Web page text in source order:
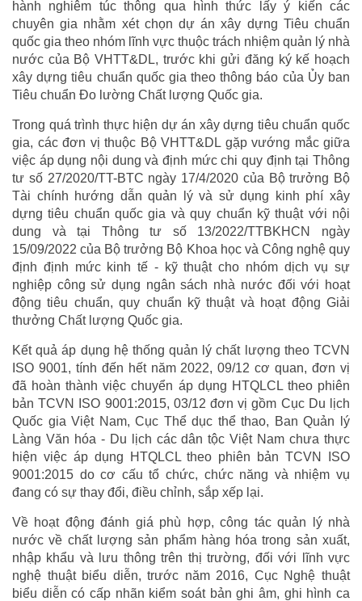
hành nghiêm túc thông qua hình thức lấy ý kiến các
chuyên gia nhằm xét chọn dự án xây dựng Tiêu chuẩn
quốc gia theo nhóm lĩnh vực thuộc trách nhiệm quản lý nhà
nước của Bộ VHTT&DL, trước khi gửi đăng ký kế hoạch
xây dựng tiêu chuẩn quốc gia theo thông báo của Ủy ban
Tiêu chuẩn Đo lường Chất lượng Quốc gia.
Trong quá trình thực hiện dự án xây dựng tiêu chuẩn quốc
gia, các đơn vị thuộc Bộ VHTT&DL gặp vướng mắc giữa
việc áp dụng nội dung và định mức chi quy định tại Thông
tư số 27/2020/TT-BTC ngày 17/4/2020 của Bộ trưởng Bộ
Tài chính hướng dẫn quản lý và sử dụng kinh phí xây
dựng tiêu chuẩn quốc gia và quy chuẩn kỹ thuật với nội
dung và tại Thông tư số 13/2022/TTBKHCN ngày
15/09/2022 của Bộ trưởng Bộ Khoa học và Công nghệ quy
định định mức kinh tế - kỹ thuật cho nhóm dịch vụ sự
nghiệp công sử dụng ngân sách nhà nước đối với hoạt
động tiêu chuẩn, quy chuẩn kỹ thuật và hoạt động Giải
thưởng Chất lượng Quốc gia.
Kết quả áp dụng hệ thống quản lý chất lượng theo TCVN
ISO 9001, tính đến hết năm 2022, 09/12 cơ quan, đơn vị
đã hoàn thành việc chuyển áp dụng HTQLCL theo phiên
bản TCVN ISO 9001:2015, 03/12 đơn vị gồm Cục Du lịch
Quốc gia Việt Nam, Cục Thể dục thể thao, Ban Quản lý
Làng Văn hóa - Du lịch các dân tộc Việt Nam chưa thực
hiện việc áp dụng HTQLCL theo phiên bản TCVN ISO
9001:2015 do cơ cấu tổ chức, chức năng và nhiệm vụ
đang có sự thay đổi, điều chỉnh, sắp xếp lại.
Về hoạt động đánh giá phù hợp, công tác quản lý nhà
nước về chất lượng sản phẩm hàng hóa trong sản xuất,
nhập khẩu và lưu thông trên thị trường, đối với lĩnh vực
nghệ thuật biểu diễn, trước năm 2016, Cục Nghệ thuật
biểu diễn có cấp nhãn kiểm soát bản ghi âm, ghi hình ca